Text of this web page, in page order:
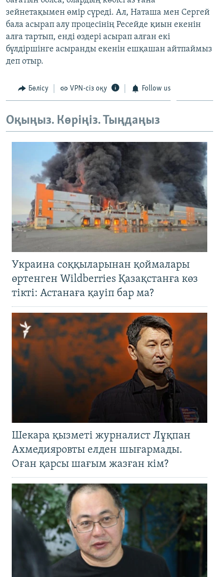
зейнетақымен өмір сүреді. Ал, Наташа мен Сергей
бала асырап алу процесінің Ресейде қиын екенін
алға тартып, енді өздері асырап алған екі
бүлдіршінге асыранды екенін ешқашан айтпаймыз
деп отыр.
Бөлісу VPN-сіз оқу Follow us
Оқыңыз. Көріңіз. Тыңдаңыз
Украина соққыларынан қоймалары
өртенген Wildberries Қазақстанға көз
тікті: Астанаға қауіп бар ма?
Шекара қызметі журналист Лұқпан
Ахмедияровты елден шығармады.
Оған қарсы шағым жазған кім?